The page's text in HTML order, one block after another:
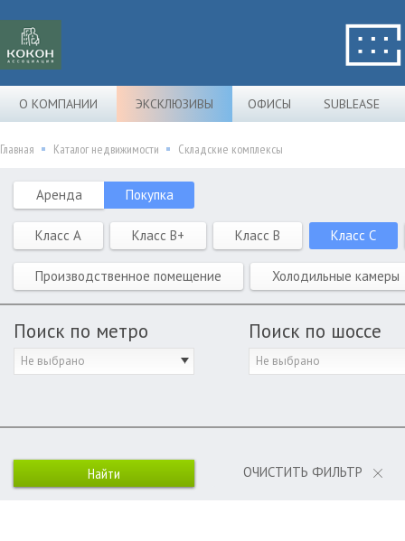
О КОМПАНИИ ЭКСКЛЮЗИВЫ ОФИСЫ SUBLEASE
Главная Каталог недвижимости Складские комплексы
Аренда Покупка
Класс A Класс B+ Класс B Класс C
Производственное помещение Холодильные камеры
Поиск по метро
Не выбрано
Поиск по шоссе
Не выбрано
ОЧИСТИТЬ ФИЛЬТР